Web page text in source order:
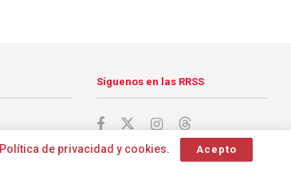
Síguenos en las RRSS
Política de privacidad y cookies. Acepto